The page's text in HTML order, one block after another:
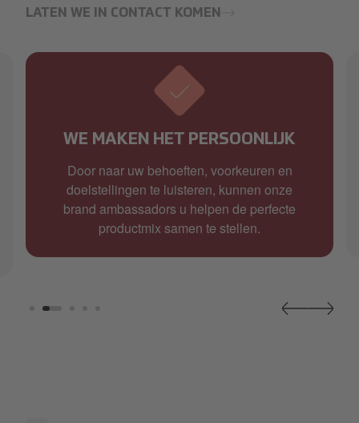
LATEN WE IN CONTACT KOMEN
WE MAKEN HET PERSOONLIJK
Door naar uw behoeften, voorkeuren en
doelstellingen te luisteren, kunnen onze
brand ambassadors u helpen de perfecte
productmix samen te stellen.